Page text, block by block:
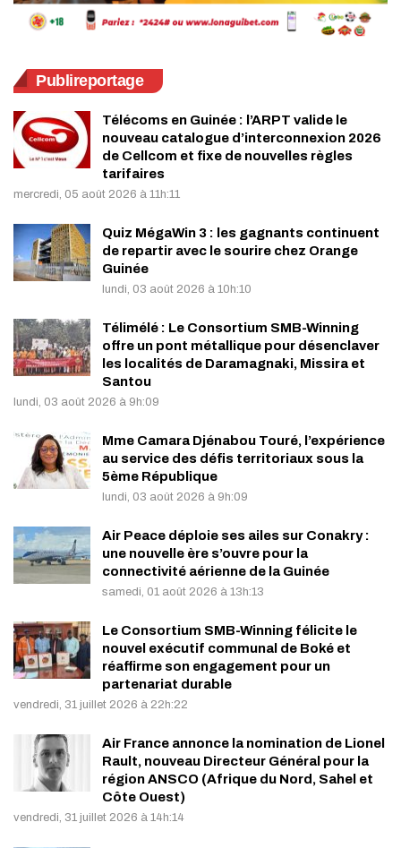
Publireportage
Télécoms en Guinée : l’ARPT valide le
nouveau catalogue d’interconnexion 2026
de Cellcom et fixe de nouvelles règles
tarifaires
mercredi, 05 août 2026 à 11h:11
Quiz MégaWin 3 : les gagnants continuent
de repartir avec le sourire chez Orange
Guinée
lundi, 03 août 2026 à 10h:10
Télimélé : Le Consortium SMB-Winning
offre un pont métallique pour désenclaver
les localités de Daramagnaki, Missira et
Santou
lundi, 03 août 2026 à 9h:09
Mme Camara Djénabou Touré, l’expérience
au service des défis territoriaux sous la
5ème République
lundi, 03 août 2026 à 9h:09
Air Peace déploie ses ailes sur Conakry :
une nouvelle ère s’ouvre pour la
connectivité aérienne de la Guinée
samedi, 01 août 2026 à 13h:13
Le Consortium SMB-Winning félicite le
nouvel exécutif communal de Boké et
réaffirme son engagement pour un
partenariat durable
vendredi, 31 juillet 2026 à 22h:22
Air France annonce la nomination de Lionel
Rault, nouveau Directeur Général pour la
région ANSCO (Afrique du Nord, Sahel et
Côte Ouest)
vendredi, 31 juillet 2026 à 14h:14